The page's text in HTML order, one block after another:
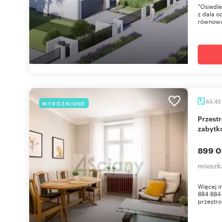
z dala
WYRÓŻNIONE 63,42
Przestronne 2-pokojowe mieszkanie w
899
Więcej